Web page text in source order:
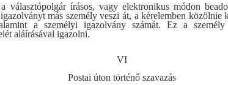
választópolgár írásos, vagy elektronikus módon
más személy veszi át, a kérelemben közölnie
a személyi igazolvány számát. Ez a
aláírásával igazolni.
VI
Postai úton történő szavazás